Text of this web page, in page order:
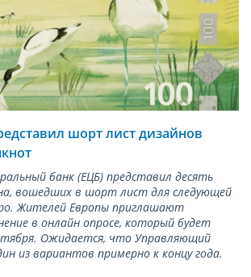
шорт лист дизайнов
банк (ЕЦБ) представил десять
вошедших в шорт лист для следующей
Жителей Европы приглашают
в онлайн опросе, который будет
Ожидается, что Управляющий
из вариантов примерно к концу года.